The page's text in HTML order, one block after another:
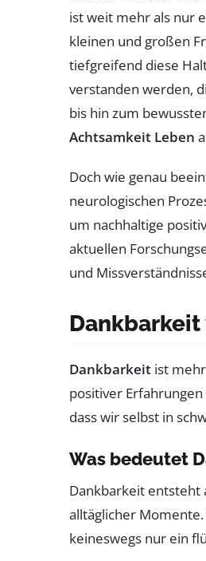
ist weit mehr als nur
kleinen und großen
tiefgreifend diese
verstanden werden,
bis hin zum
Achtsamkeit Leben
Doch wie genau
neurologischen
um nachhaltige
aktuellen
und
Dankbarkeit ist
positiver
dass wir selbst in
Was bedeutet
Dankbarkeit entsteht
alltäglicher
keineswegs nur ein